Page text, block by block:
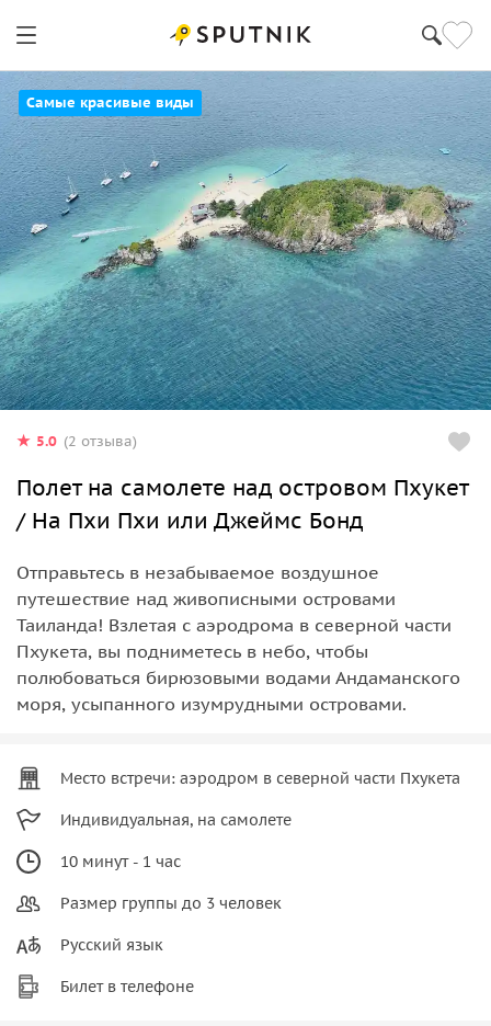
Самые красивые виды
5.0 (2 отзыва)
Полет на самолете над островом Пхукет
/ На Пхи Пхи или Джеймс Бонд
Отправьтесь в незабываемое воздушное
путешествие над живописными островами
Таиланда! Взлетая с аэродрома в северной части
Пхукета, вы подниметесь в небо, чтобы
полюбоваться бирюзовыми водами Андаманского
моря, усыпанного изумрудными островами.
Место встречи: аэродром в северной части Пхукета
Индивидуальная, на самолете
10 минут - 1 час
Размер группы до 3 человек
Русский язык
Билет в телефоне